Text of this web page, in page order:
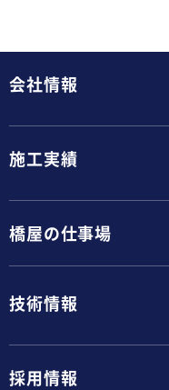
会社情報
施工実績
橋屋の仕事場
技術情報
採用情報